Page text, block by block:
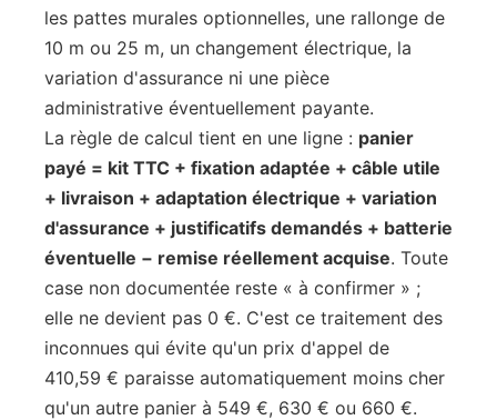
les pattes murales optionnelles, une rallonge de
10 m ou 25 m, un changement électrique, la
variation d'assurance ni une pièce
administrative éventuellement payante.
La règle de calcul tient en une ligne : panier
payé = kit TTC + fixation adaptée + câble utile
+ livraison + adaptation électrique + variation
d'assurance + justificatifs demandés + batterie
éventuelle − remise réellement acquise. Toute
case non documentée reste « à confirmer » ;
elle ne devient pas 0 €. C'est ce traitement des
inconnues qui évite qu'un prix d'appel de
410,59 € paraisse automatiquement moins cher
qu'un autre panier à 549 €, 630 € ou 660 €.